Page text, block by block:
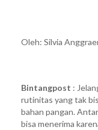
Oleh: Silvia
Bintangpost :
rutinitas yang tak
bahan pangan.
bisa menerima